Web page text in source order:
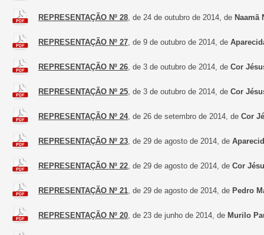
REPRESENTAÇÃO Nº 28, de 24 de outubro de 2014, de Naamã
REPRESENTAÇÃO Nº 27, de 9 de outubro de 2014, de
REPRESENTAÇÃO Nº 26, de 3 de outubro de 2014, de Cor
REPRESENTAÇÃO Nº 25, de 3 de outubro de 2014, de Cor
REPRESENTAÇÃO Nº 24, de 26 de setembro de 2014, de Cor
REPRESENTAÇÃO Nº 23, de 29 de agosto de 2014, de
REPRESENTAÇÃO Nº 22, de 29 de agosto de 2014, de Cor
REPRESENTAÇÃO Nº 21, de 29 de agosto de 2014, de Pedro
REPRESENTAÇÃO Nº 20, de 23 de junho de 2014, de Murilo